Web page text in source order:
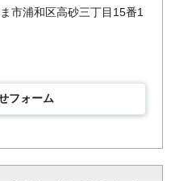
市浦和区高砂三丁目15番1
フォーム